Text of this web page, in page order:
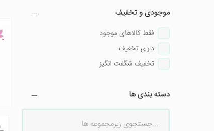
موجودی و تخفیف
فقط کالاهای موجود
دارای تخفیف
تخفیف شگفت انگیز
دسته بندی ها